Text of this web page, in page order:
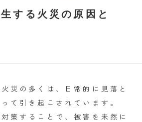
する火災の原因と
災の多くは、日常的に見落と
て引き起こされています。
策することで、被害を未然に